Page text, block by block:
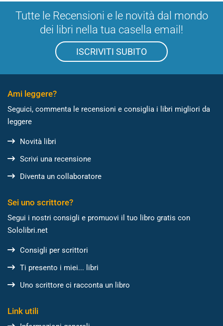
Tutte le Recensioni e le novità dal mondo
dei libri nella tua casella email!
ISCRIVITI SUBITO
Ami leggere?
Seguici, commenta le recensioni e consiglia i libri migliori da
leggere
Novità libri
Scrivi una recensione
Diventa un collaboratore
Sei uno scrittore?
Segui i nostri consigli e promuovi il tuo libro gratis con
Sololibri.net
Consigli per scrittori
Ti presento i miei... libri
Uno scrittore ci racconta un libro
Link utili